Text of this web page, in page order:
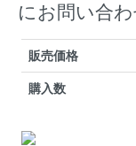
にお問い合わ
販売価格
購入数